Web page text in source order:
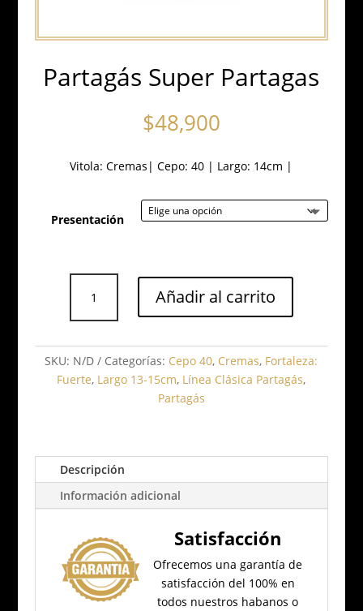
Partagás Super Partagas
$48,900
Vitola:Cremas |Cepo: 40 | Largo: 14cm |
Presentación
Super
Partagas
Añadir al carrito
SKU: N/D Categorías: Cepo 40, Cremas, Fortaleza:
Fuerte, Largo 13-15cm, Línea Clásica Partagás,
Partagás
Descripción
Información adicional
Satisfacción
Ofrecemos una garantía de
satisfacción del 100% en
todos nuestros habanos o